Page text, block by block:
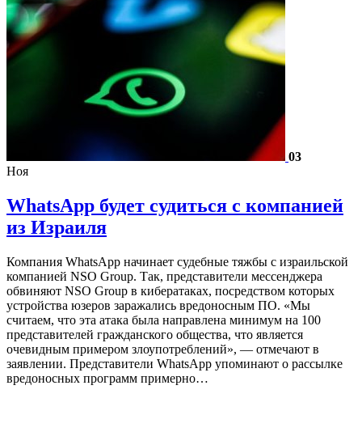
03
Ноя
WhatsApp будет судиться с компанией
из Израиля
Компания WhatsApp начинает судебные тяжбы с израильской
компанией NSO Group. Так, представители мессенджера
обвиняют NSO Group в кибератаках, посредством которых
устройства юзеров заражались вредоносным ПО. «Мы
считаем, что эта атака была направлена ​​минимум на 100
представителей гражданского общества, что является
очевидным примером злоупотреблений», — отмечают в
заявлении. Представители WhatsApp упоминают о рассылке
вредоносных программ примерно…